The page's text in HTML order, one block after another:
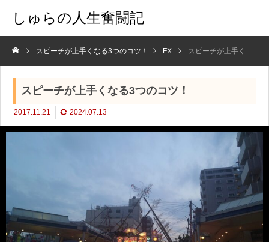
しゅらの人生奮闘記
スピーチが上手くなる3つのコツ！ FX スピーチが上手くなる3つのコツ！
スピーチが上手くなる3つのコツ！
2017.11.21 2024.07.13